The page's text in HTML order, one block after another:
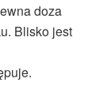
doza
Blisko jest